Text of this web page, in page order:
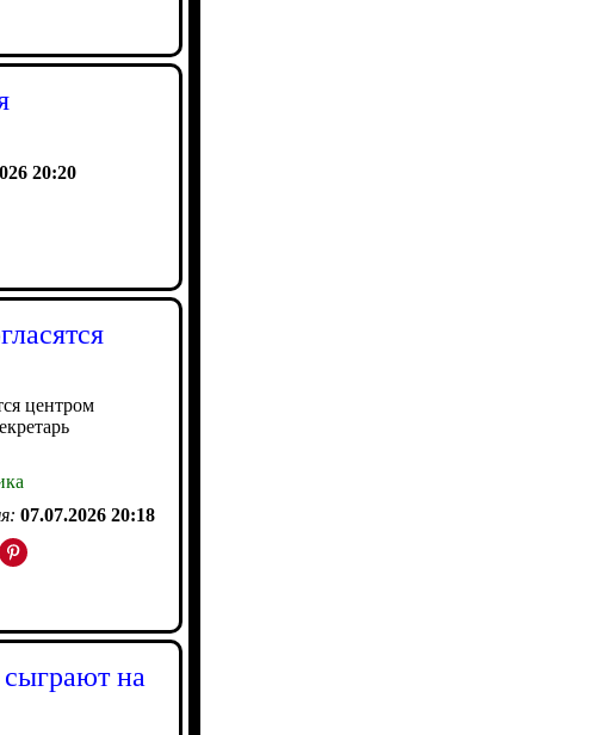
20:20
центром
07.07.2026 20:18
на